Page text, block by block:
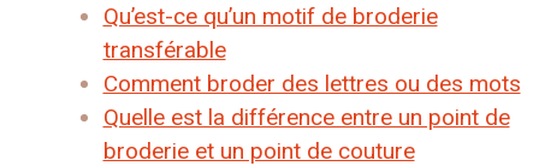
Qu’est-ce qu’un motif de broderie
transférable
Comment broder des lettres ou des mots
Quelle est la différence entre un point de
broderie et un point de couture